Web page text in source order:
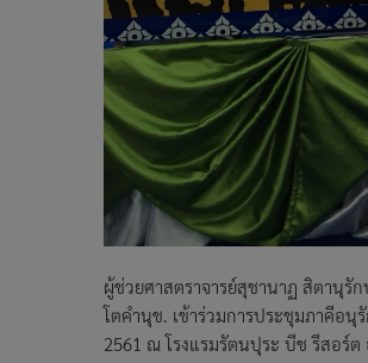
ผู้ช่วยศาสตราจารย์สุชานาฏ สิตานุ
โตคำนุช. เข้าร่วมการประชุมภาคีอ
2561 ณ โรงแรมรัตนปุระ บีช รีสอร์ต